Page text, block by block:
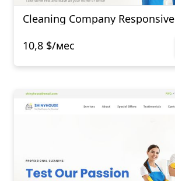
Cleaning Company Responsive
10,8 $/мес